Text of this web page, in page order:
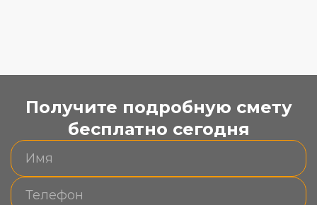
Получите подробную смету
бесплатно сегодня